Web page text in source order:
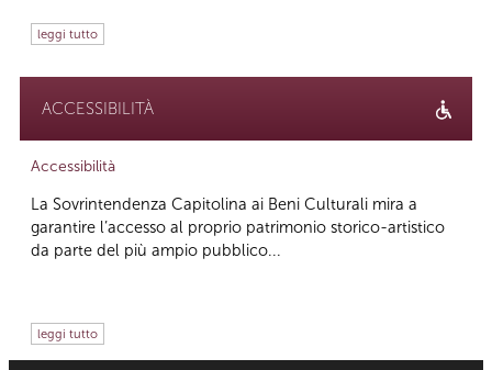
leggi tutto
ACCESSIBILITÀ
Accessibilità
La Sovrintendenza Capitolina ai Beni Culturali mira a
garantire l’accesso al proprio patrimonio storico-artistico
da parte del più ampio pubblico...
leggi tutto